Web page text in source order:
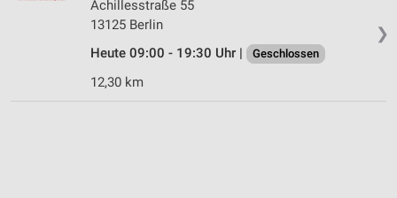
❯
Achillesstraße 55
13125 Berlin
Heute 09:00 - 19:30 Uhr |
Geschlossen
12,30 km